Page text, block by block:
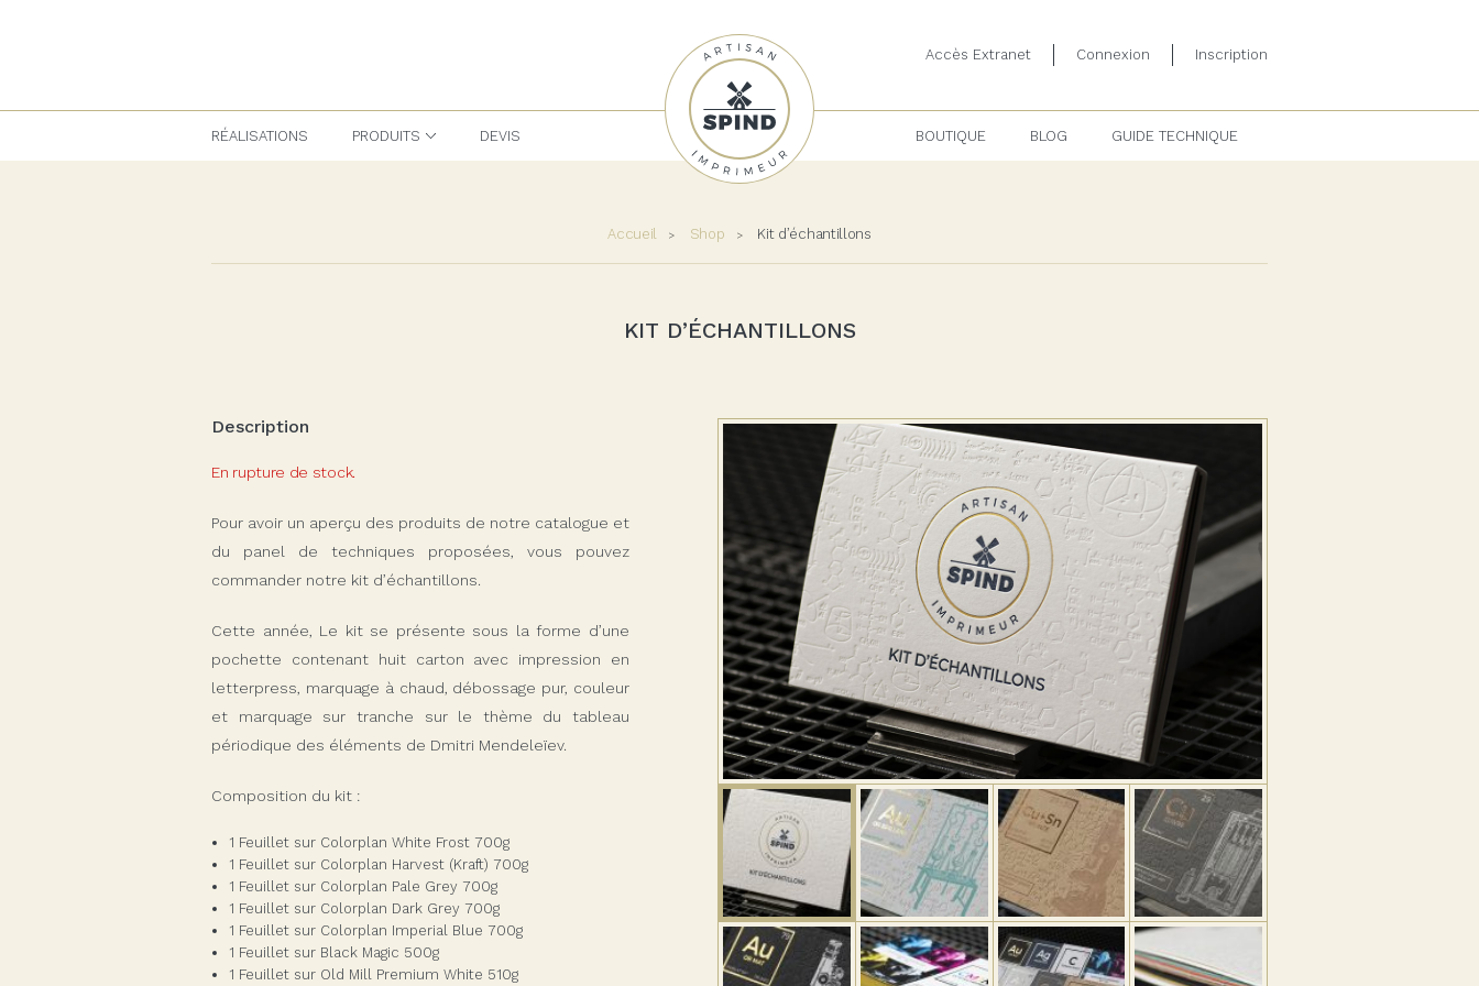
Accès Extranet Connexion Inscription
RÉALISATIONS PRODUITS DEVIS BOUTIQUE BLOG GUIDE TECHNIQUE
Accueil Shop Kit d’échantillons
KIT D’ÉCHANTILLONS
Description
En rupture de stock.
Pour avoir un aperçu des produits de notre catalogue et
du panel de techniques proposées, vous pouvez
commander notre kit d’échantillons.
Cette année, Le kit se présente sous la forme d’une
pochette contenant huit carton avec impression en
letterpress, marquage à chaud, débossage pur, couleur
et marquage sur tranche sur le thème du tableau
périodique des éléments de Dmitri Mendeleïev.
Composition du kit :
1 Feuillet sur Colorplan White Frost 700g
1 Feuillet sur Colorplan Harvest (Kraft) 700g
1 Feuillet sur Colorplan Pale Grey 700g
1 Feuillet sur Colorplan Dark Grey 700g
1 Feuillet sur Colorplan Imperial Blue 700g
1 Feuillet sur Black Magic 500g
1 Feuillet sur Old Mill Premium White 510g